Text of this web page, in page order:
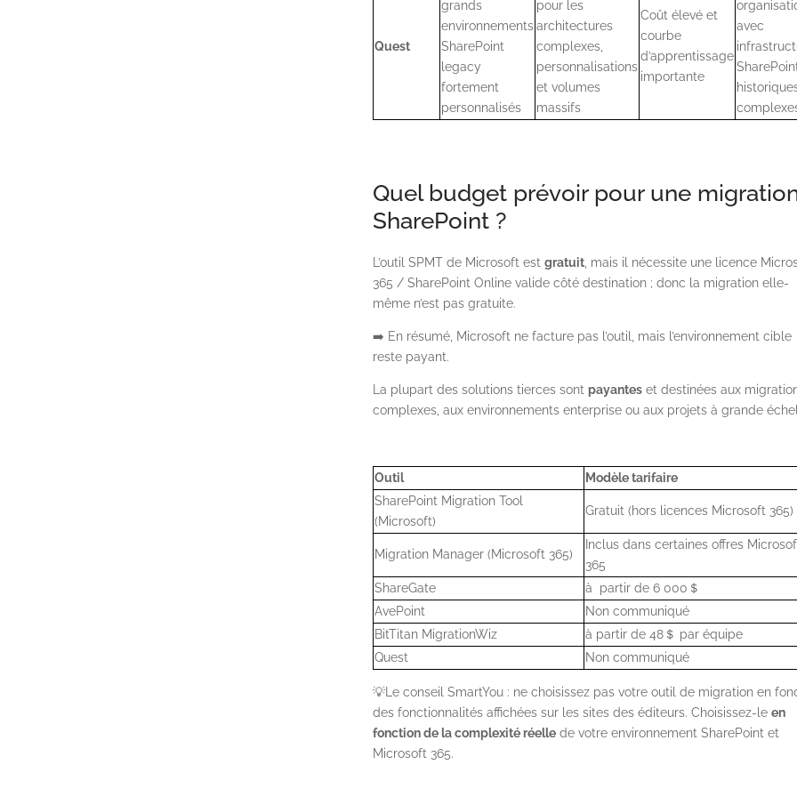
Quest
grands
environnements
SharePoint
legacy
fortement
personnalisés
pour les
architectures
complexes,
personnalisations
et volumes
massifs
Coût élevé et
courbe
d’apprentissage
importante
avec
Quel budget prévoir pour une
SharePoint ?
L’outil SPMT de Microsoft estgratuit , mais il nécessite une licence
365 / SharePoint Online valide côté destination ; donc la migration elle-
même n’est pas gratuite.
➡️ En résumé, Microsoft ne facture pas l’outil, mais l’environnement cible
reste payant.
La plupart des solutions tierces sontpayantes et destinées aux
complexes, aux environnements enterprise ou aux projets à grande
Outil
Modèle tarifaire
SharePoint Migration Tool
(Microsoft)
Gratuit (hors licences Microsoft 365)
Migration Manager (Microsoft 365)
Inclus dans certaines offres
365
ShareGate
à partir de 6 000＄
AvePoint
Non communiqué
BitTitan MigrationWiz
à partir de 48＄ par équipe
Quest
Non communiqué
💡Le conseil SmartYou : ne choisissez pas votre outil de migration en
des fonctionnalités affichées sur les sites des éditeurs. Choisissez-leen
fonction de la complexité réelle de votre environnement SharePoint et
Microsoft 365.